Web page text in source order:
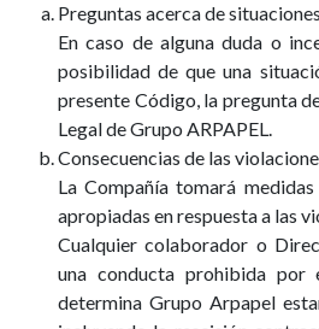
Preguntas acerca de
En caso de alguna duda o
posibilidad de que una
presente Código, la pregunta
Legal de Grupo ARPAPEL.
Consecuencias de las
La Compañía tomará
apropiadas en respuesta a las
Cualquier colaborador o
una conducta prohibida por
determina Grupo Arpapel